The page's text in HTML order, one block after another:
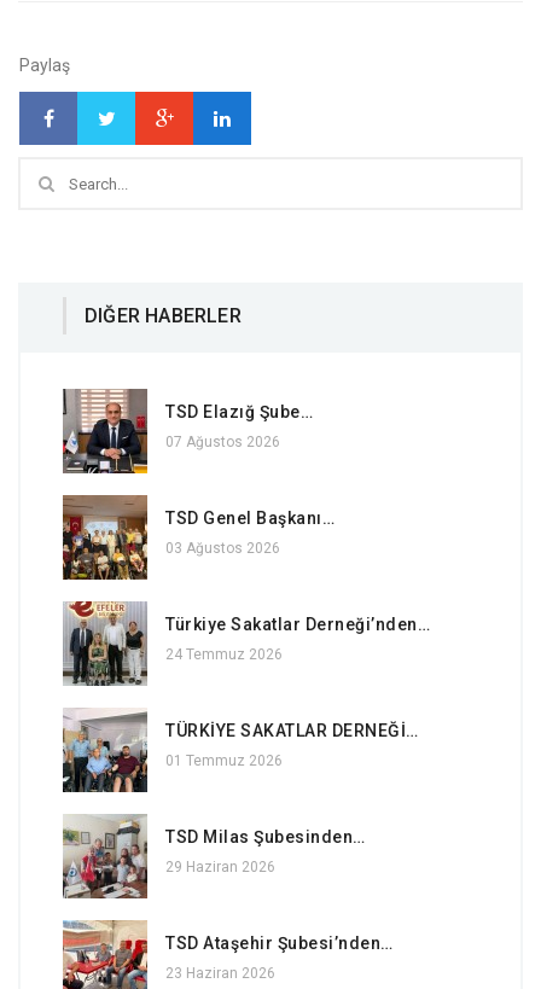
Paylaş
DIĞER HABERLER
TSD Elazığ Şube…
07 Ağustos 2026
TSD Genel Başkanı…
03 Ağustos 2026
Türkiye Sakatlar Derneği’nden…
24 Temmuz 2026
TÜRKİYE SAKATLAR DERNEĞİ…
01 Temmuz 2026
TSD Milas Şubesinden…
29 Haziran 2026
TSD Ataşehir Şubesi’nden…
23 Haziran 2026